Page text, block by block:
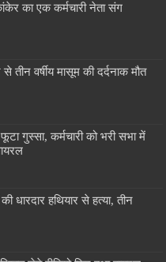
का एक कर्मचारी नेता संग
वर्षीय मासूम की दर्दनाक मौत
गुस्सा, कर्मचारी को भरी सभा में
धारदार हथियार से हत्या, तीन